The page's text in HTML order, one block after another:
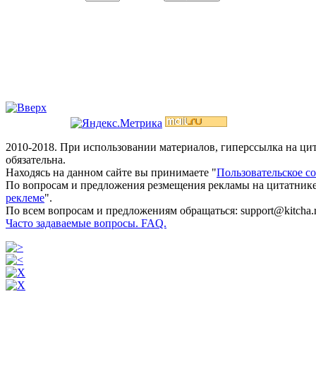
2010-2018. При использовании материалов, гиперссылка на
обязательна.
Находясь на данном сайте вы принимаете "Пользовательское
По вопросам и предложения резмещения рекламы на
реклеме".
По всем вопросам и предложениям обращаться:
Часто задаваемые вопросы. FAQ.